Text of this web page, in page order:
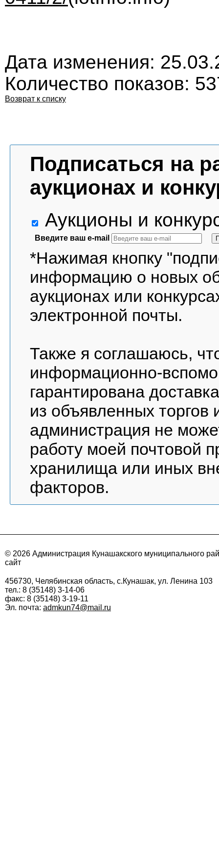
Дата изменения:
Количество показов:
Возврат к списку
Подписаться на
аукционах и
Аукционы и
Введите ваш e-mail
*Нажимая кнопку
информацию о новых
аукционах или
электронной почты.
Также я соглашаюсь,
информационно-
гарантирована
из объявленных торгов
администрация не
работу моей почтовой
хранилища или иных
факторов.
© 2026 Администрация Кунашакского муниципального
сайт
456730, Челябинская область, с.Кунашак, ул. Ленина 103
тел.: 8 (35148) 3-14-06
факс: 8 (35148) 3-19-11
Эл. почта: admkun74@mail.ru